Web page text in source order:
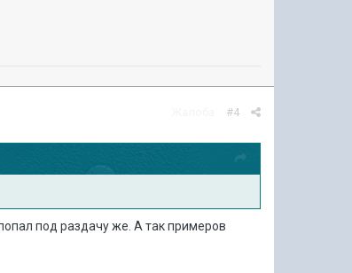
#4
под раздачу же. А так примеров